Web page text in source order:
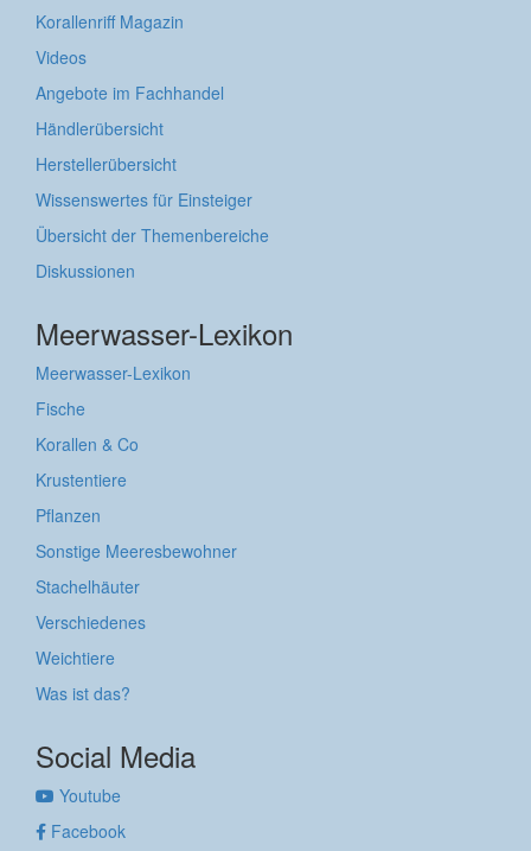
Korallenriff Magazin
Videos
Angebote im Fachhandel
Händlerübersicht
Herstellerübersicht
Wissenswertes für Einsteiger
Übersicht der Themenbereiche
Diskussionen
Meerwasser-Lexikon
Meerwasser-Lexikon
Fische
Korallen & Co
Krustentiere
Pflanzen
Sonstige Meeresbewohner
Stachelhäuter
Verschiedenes
Weichtiere
Was ist das?
Social Media
Youtube
Facebook